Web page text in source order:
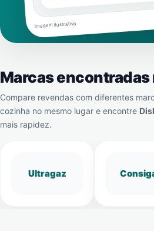
Imagem ilustrativa
Marcas encontradas
Compare revendas com diferentes
cozinha no mesmo lugar e encontre
mais rapidez.
Ultragaz